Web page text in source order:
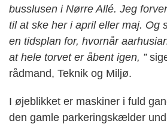
busslusen i Nørre Allé. Jeg
til at ske her i april eller maj. Og
en tidsplan for, hvornår
at hele torvet er åbent igen, ”
rådmand, Teknik og Miljø.
I øjeblikket er maskiner i fuld
den gamle parkeringskælder